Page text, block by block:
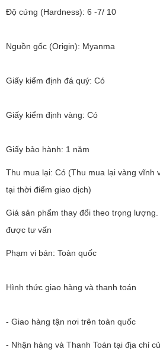
Độ cứng (Hardness): 6 -7/ 10
Nguồn gốc (Origin): Myanma
Giấy kiểm định đá quý: Có
Giấy kiểm định vàng: Có
Giấy bảo hành: 1 năm
Thu mua lại: Có (Thu mua lại vàng vĩnh
tại thời điểm giao dịch)
Giá sản phẩm thay đổi theo trọng
được tư vấn
Phạm vi bán: Toàn quốc
Hình thức giao hàng và thanh toán
- Giao hàng tận nơi trên toàn quốc
- Nhận hàng và Thanh Toán tại địa chỉ